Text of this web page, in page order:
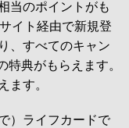
当のポイントがも
イト経由で新規登
、すべてのキャン
特典がもらえます。
ます。
）ライフカードで